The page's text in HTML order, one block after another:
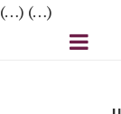
(…) (…)